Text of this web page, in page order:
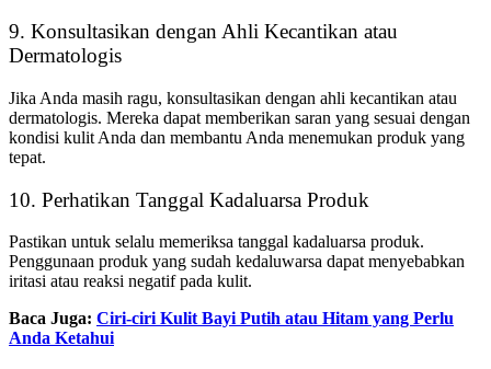
9. Konsultasikan dengan Ahli Kecantikan atau
Dermatologis
Jika Anda masih ragu, konsultasikan dengan ahli kecantikan atau
dermatologis. Mereka dapat memberikan saran yang sesuai dengan
kondisi kulit Anda dan membantu Anda menemukan produk yang
tepat.
10. Perhatikan Tanggal Kadaluarsa Produk
Pastikan untuk selalu memeriksa tanggal kadaluarsa produk.
Penggunaan produk yang sudah kedaluwarsa dapat menyebabkan
iritasi atau reaksi negatif pada kulit.
Baca Juga: Ciri-ciri Kulit Bayi Putih atau Hitam yang Perlu
Anda Ketahui